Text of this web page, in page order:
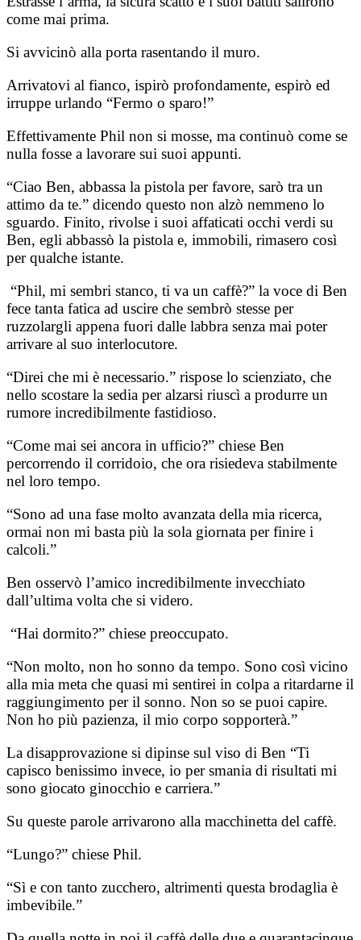
come mai prima.
Si avvicinò alla porta rasentando il muro.
Arrivatovi al fianco, ispirò profondamente, espirò ed
irruppe urlando “Fermo o sparo!”
Effettivamente Phil non si mosse, ma continuò come se
nulla fosse a lavorare sui suoi appunti.
“Ciao Ben, abbassa la pistola per favore, sarò tra un
attimo da te.” dicendo questo non alzò nemmeno lo
sguardo. Finito, rivolse i suoi affaticati occhi verdi su
Ben, egli abbassò la pistola e, immobili, rimasero così
per qualche istante.
“Phil, mi sembri stanco, ti va un caffè?” la voce di Ben
fece tanta fatica ad uscire che sembrò stesse per
ruzzolargli appena fuori dalle labbra senza mai poter
arrivare al suo interlocutore.
“Direi che mi è necessario.” rispose lo scienziato, che
nello scostare la sedia per alzarsi riuscì a produrre un
rumore incredibilmente fastidioso.
“Come mai sei ancora in ufficio?” chiese Ben
percorrendo il corridoio, che ora risiedeva stabilmente
nel loro tempo.
“Sono ad una fase molto avanzata della mia ricerca,
ormai non mi basta più la sola giornata per finire i
calcoli.”
Ben osservò l’amico incredibilmente invecchiato
dall’ultima volta che si videro.
“Hai dormito?” chiese preoccupato.
“Non molto, non ho sonno da tempo. Sono così vicino
alla mia meta che quasi mi sentirei in colpa a ritardarne il
raggiungimento per il sonno. Non so se puoi capire.
Non ho più pazienza, il mio corpo sopporterà.”
La disapprovazione si dipinse sul viso di Ben “Ti
capisco benissimo invece, io per smania di risultati mi
sono giocato ginocchio e carriera.”
Su queste parole arrivarono alla macchinetta del caffè.
“Lungo?” chiese Phil.
“Sì e con tanto zucchero, altrimenti questa brodaglia è
imbevibile.”